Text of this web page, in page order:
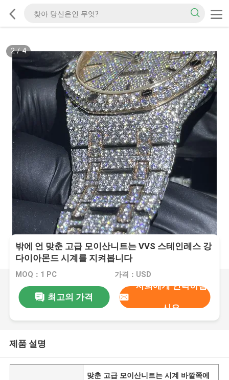
3/4
밖에 언 맞춘 고급 모이산니트는 VVS 스테인레스 강
다이아몬드 시계를 지켜봅니다
MOQ：1 PC 가격：USD
최고의 가격
저희에게 연락하십
시오
제품 설명
맞춘 고급 모이산니트는 시계 바깥쪽에